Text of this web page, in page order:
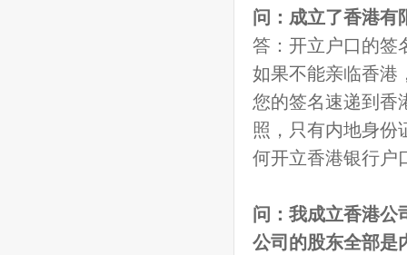
问：成立了香港有
答：开立户口的签
如果不能亲临香港
您的签名速递到香
照，只有内地身份
何开立香港银行户
问：我成立香港公
公司的股东全部是